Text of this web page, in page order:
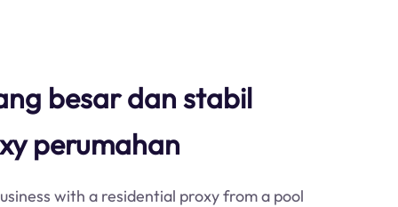
besar dan stabil
perumahan
with a residential proxy from a pool